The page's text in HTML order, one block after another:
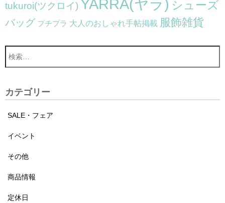
tukuroi(ツクロイ) YARRA(ヤラ) シューズ
バッグ プチプラ 大人のおしゃれ手帖掲載 服飾雑貨
カテゴリー
SALE・フェア
イベント
その他
商品情報
定休日